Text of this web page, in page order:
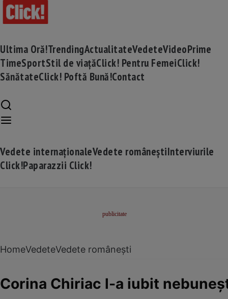
Ultima Oră!TrendingActualitateVedeteVideoPrime
TimeSportStil de viațăClick! Pentru FemeiClick!
SănătateClick! Poftă Bună!Contact
Vedete internaționaleVedete româneștiInterviurile
Click!Paparazzii Click!
HomeVedeteVedete românești
Corina Chiriac l-a iubit